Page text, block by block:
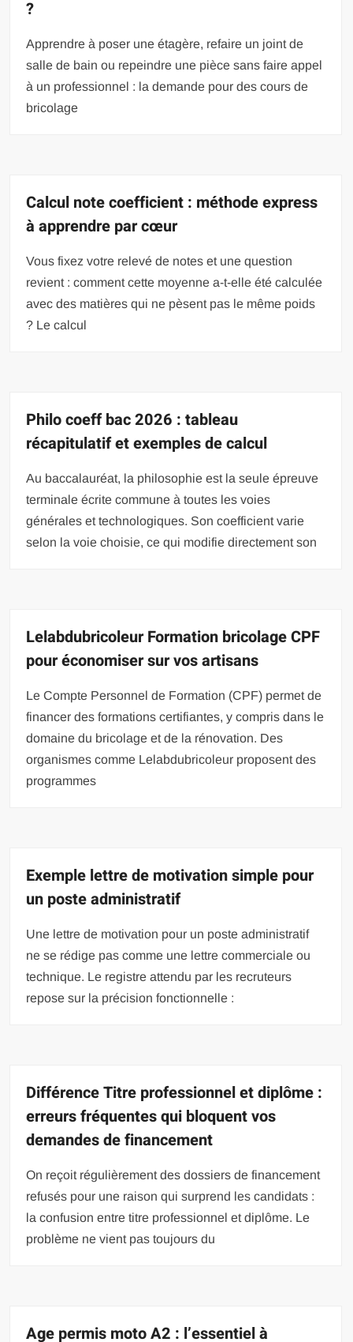
?
Apprendre à poser une étagère, refaire un joint de
salle de bain ou repeindre une pièce sans faire appel
à un professionnel : la demande pour des cours de
bricolage
Calcul note coefficient : méthode express
à apprendre par cœur
Vous fixez votre relevé de notes et une question
revient : comment cette moyenne a-t-elle été calculée
avec des matières qui ne pèsent pas le même poids
? Le calcul
Philo coeff bac 2026 : tableau
récapitulatif et exemples de calcul
Au baccalauréat, la philosophie est la seule épreuve
terminale écrite commune à toutes les voies
générales et technologiques. Son coefficient varie
selon la voie choisie, ce qui modifie directement son
Lelabdubricoleur Formation bricolage CPF
pour économiser sur vos artisans
Le Compte Personnel de Formation (CPF) permet de
financer des formations certifiantes, y compris dans le
domaine du bricolage et de la rénovation. Des
organismes comme Lelabdubricoleur proposent des
programmes
Exemple lettre de motivation simple pour
un poste administratif
Une lettre de motivation pour un poste administratif
ne se rédige pas comme une lettre commerciale ou
technique. Le registre attendu par les recruteurs
repose sur la précision fonctionnelle :
Différence Titre professionnel et diplôme :
erreurs fréquentes qui bloquent vos
demandes de financement
On reçoit régulièrement des dossiers de financement
refusés pour une raison qui surprend les candidats :
la confusion entre titre professionnel et diplôme. Le
problème ne vient pas toujours du
Age permis moto A2 : l’essentiel à